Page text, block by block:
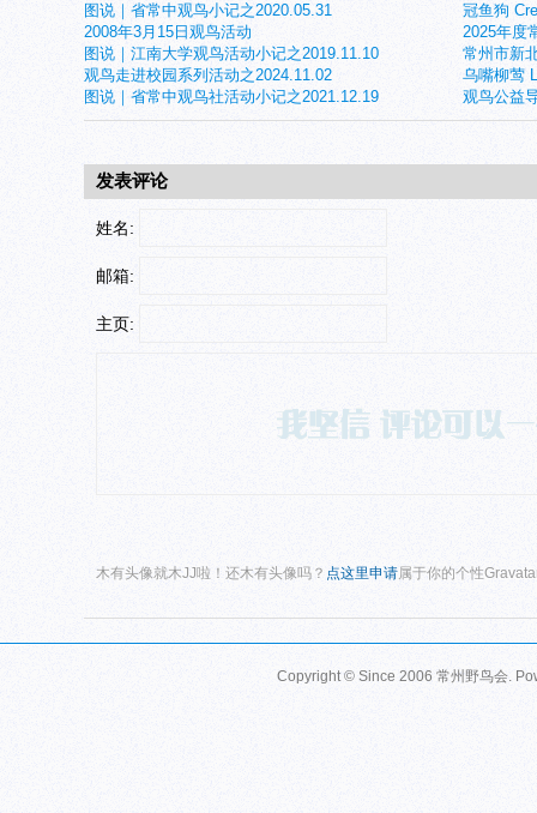
冠鱼狗
2025年度
常州市新
乌嘴柳莺
观鸟公益
图说｜省常中观鸟小记之2020.05.31
2008年3月15日观鸟活动
图说｜江南大学观鸟活动小记之2019.11.10
观鸟走进校园系列活动之2024.11.02
图说｜省常中观鸟社活动小记之2021.12.19
发表评论
姓名:
邮箱:
主页:
木有头像就木JJ啦！还木有头像吗？ 点这里申请 属于你的个性
Copyright © Since 2006 常州野鸟会.